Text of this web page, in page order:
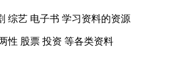
综艺 电子书 学习资料的资源
性 股票 投资 等各类资料